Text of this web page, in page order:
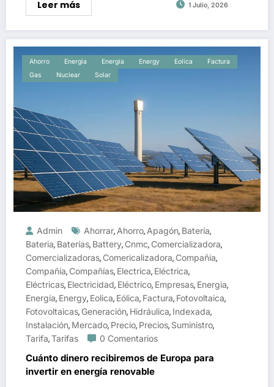
Leer más 1 Julio, 2026
Ahorro Energia Energía Energy Eolica
Factura
Gas
Nuclear Solar
Admin Ahorrar, Ahorro, Apagón, Batería,
Bateria, Baterías, Battery, Cnmc, Comercializadora,
Comercializadoras, Comericalizadora, Compañia,
Compañía, Compañías, Electrica, Eléctrica,
Eléctricas, Electricidad, Eléctrico, Empresas, Energia,
Energía, Energy, Eolica, Eólica, Factura, Fotovoltaica,
Fotovoltaicas, Generación, Hidráulica, Indexada,
Instalación, Mercado, Precio, Precios, Suministro,
Tarifa,Tarifas 0 Comentarios
Cuánto dinero recibiremos de Europa para
invertir en energía renovable